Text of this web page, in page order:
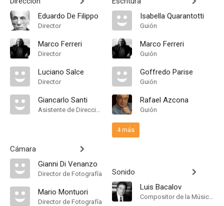
Eduardo De Filippo
Director
Marco Ferreri
Director
Luciano Salce
Director
Giancarlo Santi
Asistente de Dirección
Cámara
Gianni Di Venanzo
Director de Fotografía
Mario Montuori
Director de Fotografía
Isabella Quarantotti
Guión
Marco Ferreri
Guión
Goffredo Parise
Guión
Rafael Azcona
Guión
4 más
Sonido
Luis Bacalov
Compositor de la Música Original